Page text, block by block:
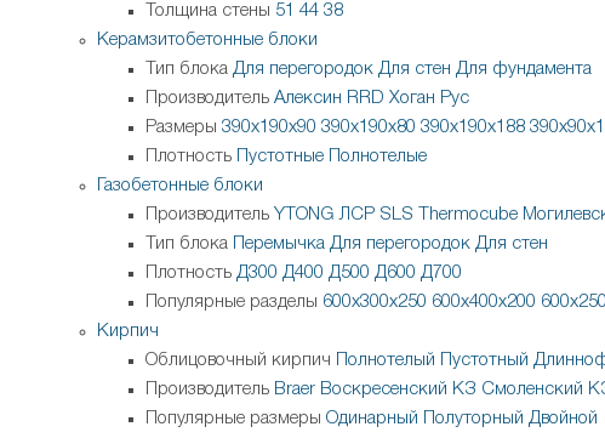
Толщина стены 51 44 38
Керамзитобетонные блоки
Тип блока Для перегородок Для стен Для фундамента
Производитель Алексин RRD Хоган Рус
Размеры 390х190х90 390х190х80 390х190х188
Плотность
Пустотные
Полнотелые
Газобетонные блоки
Производитель YTONG ЛСР SLS Thermocube
Тип блока
Перемычка Для перегородок Для стен
Плотность Д300 Д400 Д500 Д600 Д700
Популярные разделы 600х300х250 600х400х200
Кирпич
Облицовочный кирпич
Полнотелый Пустотный
Производитель Braer Воскресенский КЗ Смоленский
Популярные размеры Одинарный Полуторный Двойной